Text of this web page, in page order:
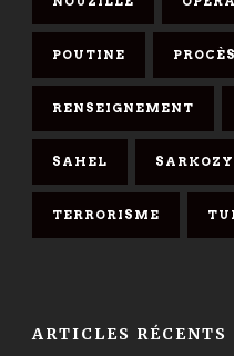
POUTINE PROCÈS
RENSEIGNEMENT
SAHEL SARKOZY
TERRORISME
ARTICLES RÉCENTS